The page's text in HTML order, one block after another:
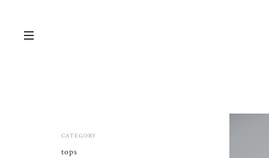
CATEGORY
tops